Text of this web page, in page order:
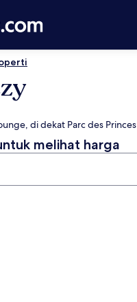
di dekat Parc des Princes
melihat harga